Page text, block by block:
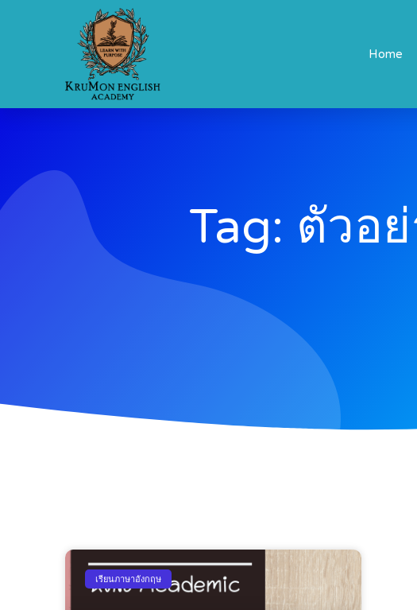
Home
Tag: ตัวอ
เรียนภาษาอังกฤษ